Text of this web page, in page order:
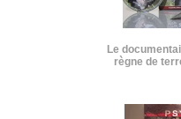
Le
règne de